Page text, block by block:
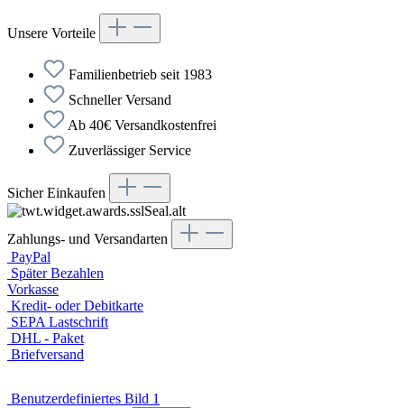
Unsere Vorteile
Familienbetrieb seit 1983
Schneller Versand
Ab 40€ Versandkostenfrei
Zuverlässiger Service
Sicher Einkaufen
Zahlungs- und Versandarten
PayPal
Später Bezahlen
Vorkasse
Kredit- oder Debitkarte
SEPA Lastschrift
DHL - Paket
Briefversand
Benutzerdefiniertes Bild 1